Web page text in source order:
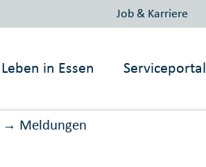
Job & Karriere
Leben in Essen Serviceportal
→ Meldungen